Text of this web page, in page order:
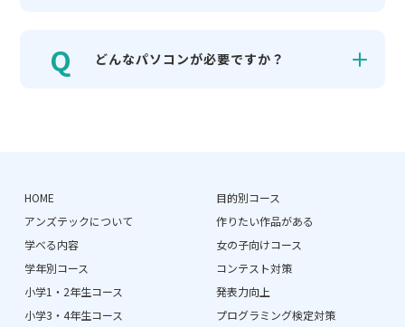
どんなパソコンが必要ですか？
HOME
アンズテックについて
学べる内容
学年別コース
小学1・2年生コース
小学3・4年生コース
目的別コース
作りたい作品がある
女の子向けコース
コンテスト対策
発表力向上
プログラミング検定対策